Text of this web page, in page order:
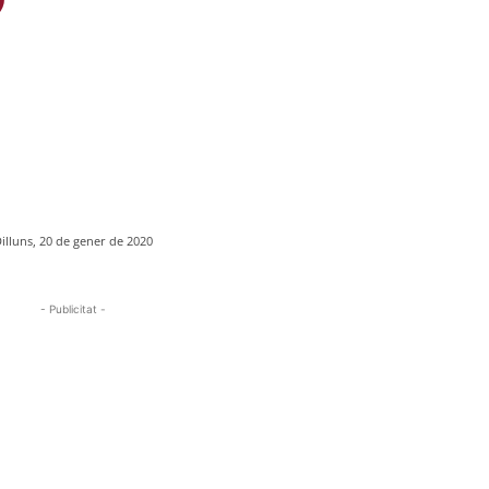
20 de gener de 2020
- Publicitat -